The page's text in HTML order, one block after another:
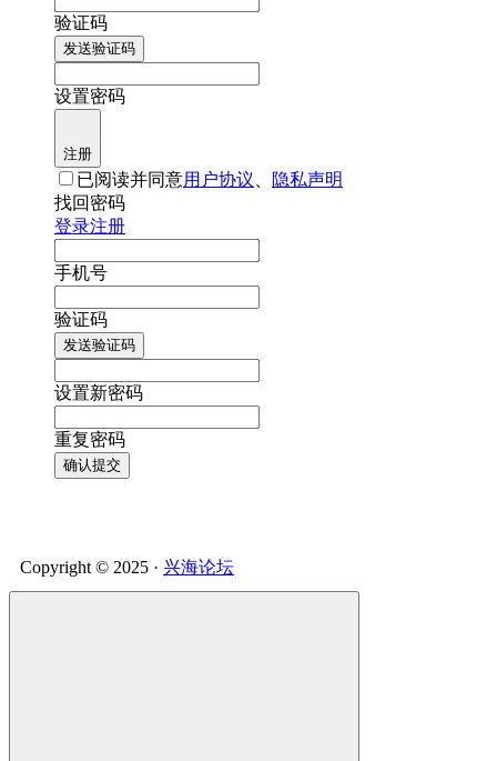
验证码
发送验证码
设置密码
注册
已阅读并同意用户协议
隐私声明
找回密码
登录注册
手机号
验证码
发送验证码
设置新密码
重复密码
确认提交
Copyright © 2025 · 兴海论坛